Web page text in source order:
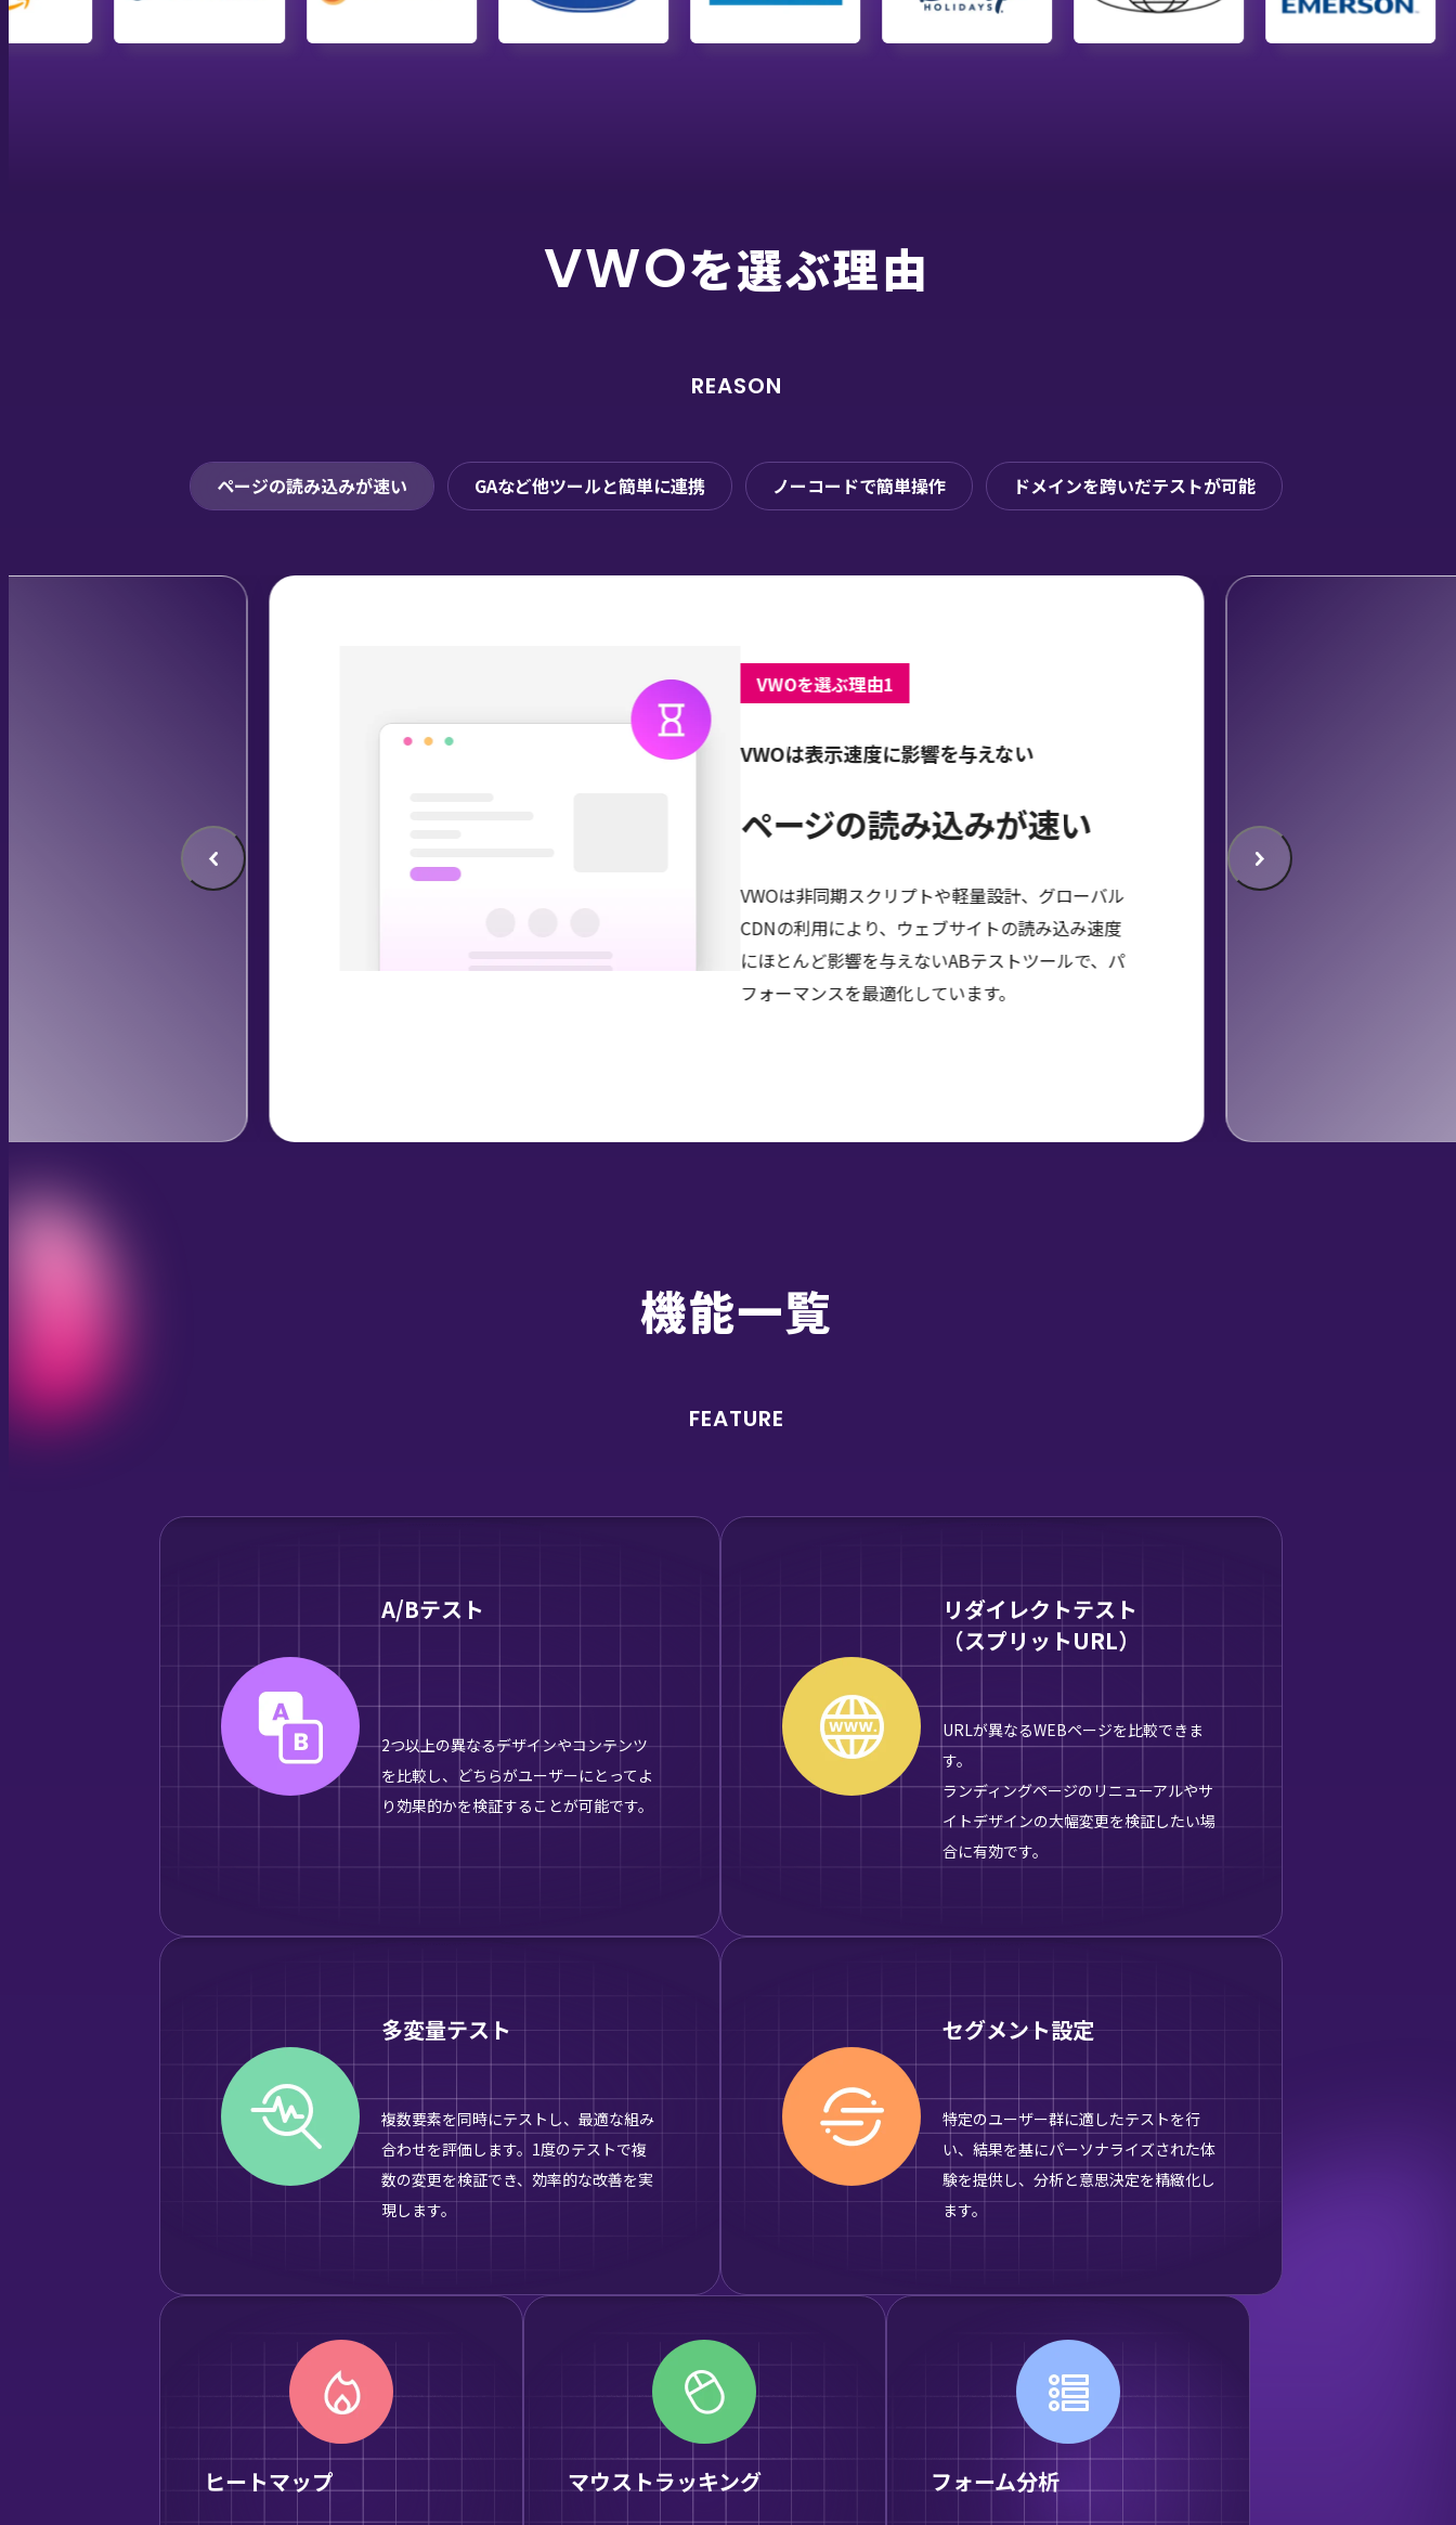
VWOを選ぶ理由
REASON
ページの読み込みが速い GAなど他ツールと簡単に連携 ノーコードで簡単操作 ドメインを跨いだテストが可能
VWOを選ぶ理由1
VWOは表示速度に影響を与えない
ページの読み込みが速い
VWOは非同期スクリプトや軽量設計、グローバル
CDNの利用により、ウェブサイトの読み込み速度
にほとんど影響を与えないABテストツールで、パ
フォーマンスを最適化しています。
機能一覧
FEATURE
A/Bテスト
2つ以上の異なるデザインやコンテンツ
を比較し、どちらがユーザーにとってよ
り効果的かを検証することが可能です。
リダイレクトテスト
（スプリットURL）
URLが異なるWEBページを比較できま
す。
ランディングページのリニューアルやサ
イトデザインの大幅変更を検証したい場
合に有効です。
多変量テスト
複数要素を同時にテストし、最適な組み
合わせを評価します。1度のテストで複
数の変更を検証でき、効率的な改善を実
現します。
セグメント設定
特定のユーザー群に適したテストを行
い、結果を基にパーソナライズされた体
験を提供し、分析と意思決定を精緻化し
ます。
ヒートマップ マウストラッキング フォーム分析